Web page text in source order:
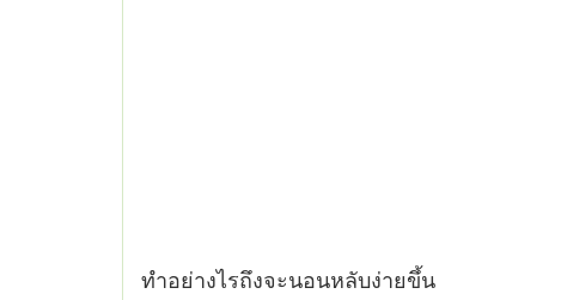
ทำอย่างไรถึงจะนอนหลับง่ายขึ้น